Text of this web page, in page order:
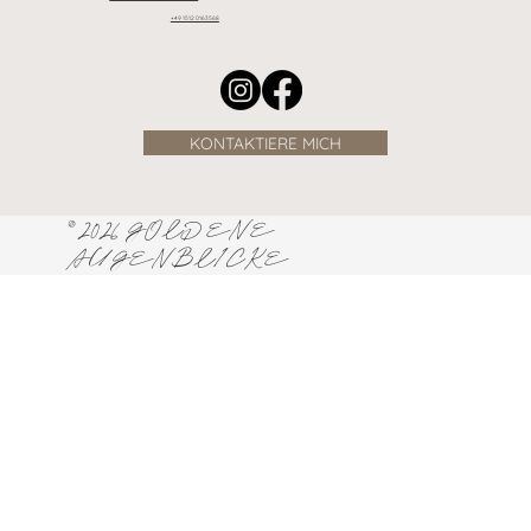
+49 1512 0163568
KONTAKTIERE MICH
© 2026 GOLDENE
AUGENBLICKE